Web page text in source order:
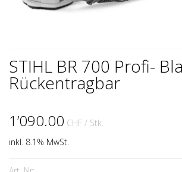
STIHL BR 700 Profi-
Rückentragbar
1’090.00 CHF / Stk.
inkl. 8.1% MwSt.